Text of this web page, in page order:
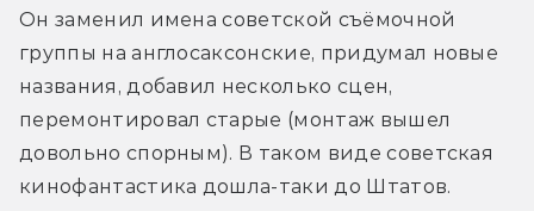
Он заменил имена советской съёмочной
группы на англосаксонские, придумал новые
названия, добавил несколько сцен,
перемонтировал старые (монтаж вышел
довольно спорным). В таком виде советская
кинофантастика дошла-таки до Штатов.